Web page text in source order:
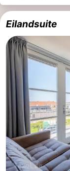
Watteninseln
Schiermonnikoog
-
Ameland
Terschelling
Vlieland
Nordholland
-
Natur
-
Eilandsuite